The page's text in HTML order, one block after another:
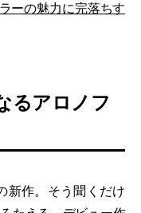
ーの魅力に完落ちす
るアロノフ
新作。そう聞くだけ